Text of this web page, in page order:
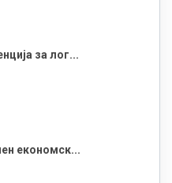
за лог...
економск...